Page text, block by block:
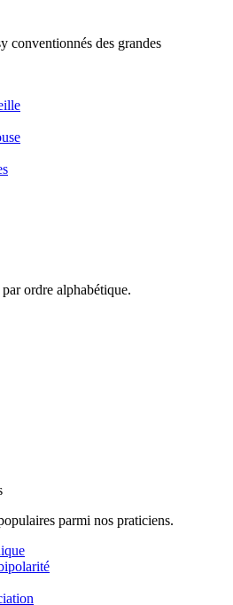
conventionnés des grandes
ordre alphabétique.
parmi nos praticiens.